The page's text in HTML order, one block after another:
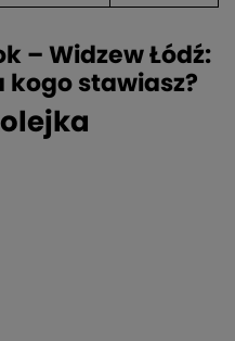
– Widzew Łódź:
kogo stawiasz?